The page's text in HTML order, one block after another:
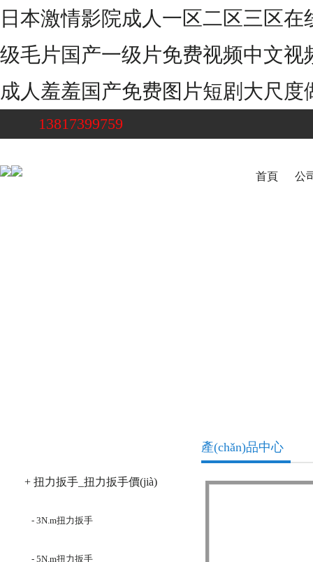
日本激情影院成人一区二区三区
级毛片国产一级片免费视频中文
成人羞羞国产免费图片短剧大尺
13817399759
首頁 公
+ 扭力扳手_扭力扳手價(jià)
- 3N.m扭力扳手
- 5N.m扭力扳手
產(chǎn)品中心